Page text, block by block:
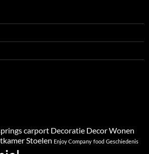
carport Decoratie Decor Wonen
Stoelen Enjoy Company food Geschiedenis